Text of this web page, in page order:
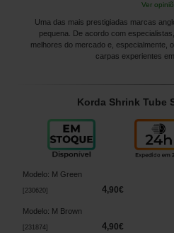
Ver
Uma das mais prestigiadas marcas
pequena. De acordo com
melhores do mercado e, especialmente,
carpas experientes
Korda Shrink Tube
Modelo: M Green
230620] 4,90€
Modelo: M Brown
231874] 4,90€